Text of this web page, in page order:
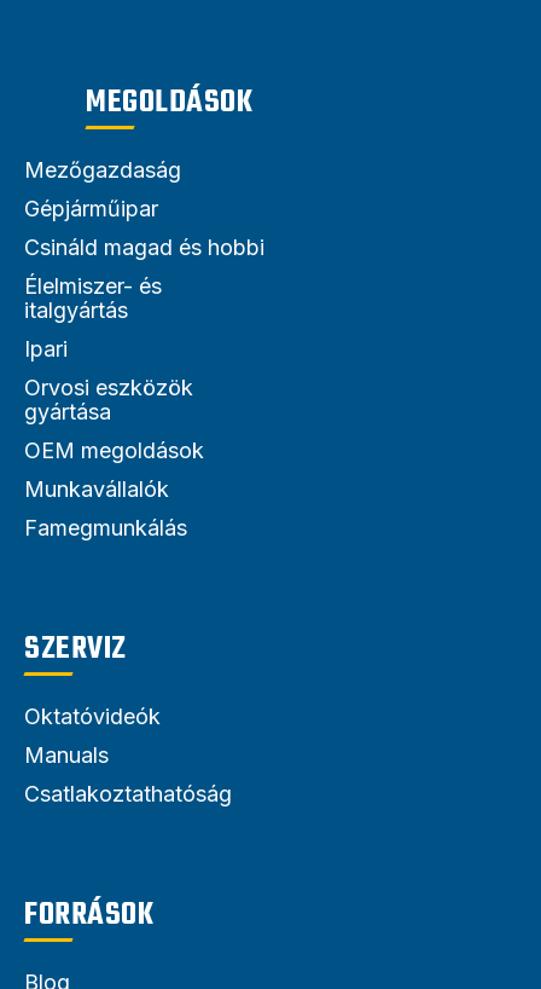
MEGOLDÁSOK
Mezőgazdaság
Gépjárműipar
Csináld magad és hobbi
Élelmiszer- és
italgyártás
Ipari
Orvosi eszközök
gyártása
OEM megoldások
Munkavállalók
Famegmunkálás
SZERVIZ
Oktatóvideók
Manuals
Csatlakoztathatóság
FORRÁSOK
Blog